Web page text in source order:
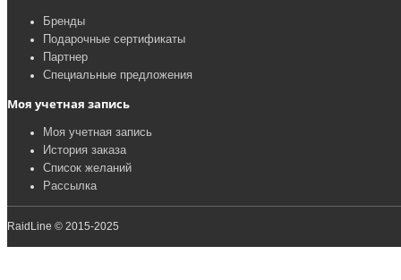
Бренды
Подарочные сертификаты
Партнер
Специальные предложения
Моя учетная запись
Моя учетная запись
История заказа
Список желаний
Рассылка
RaidLine © 2015-2025